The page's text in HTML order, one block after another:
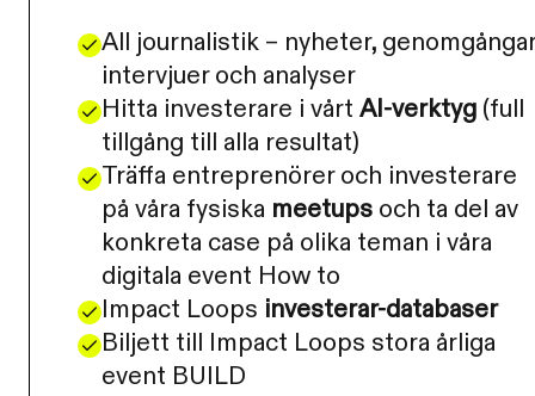
All journalistik – nyheter,
intervjuer och analyser
Hitta investerare i vårt AI-verktyg (full
tillgång till alla resultat)
Träffa entreprenörer och investerare
på våra fysiska meetups och ta del av
konkreta case på olika teman i våra
digitala event How to
Impact Loops investerar-databaser
Biljett till Impact Loops stora årliga
event BUILD